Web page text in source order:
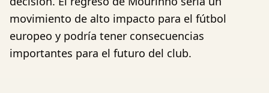
movimiento de alto impacto para el fútbol
europeo y podría tener consecuencias
importantes para el futuro del club.